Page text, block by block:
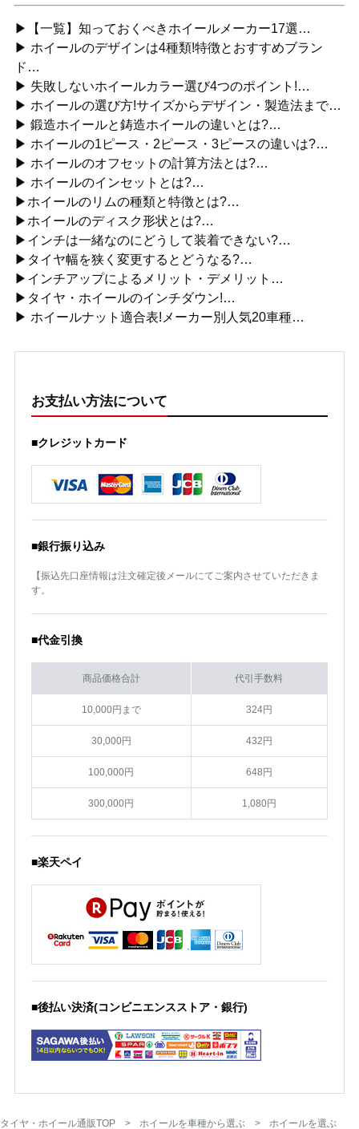
▶【一覧】知っておくべきホイールメーカー17選…
▶ ホイールのデザインは4種類!特徴とおすすめブラン
ド…
▶ 失敗しないホイールカラー選び4つのポイント!…
▶ ホイールの選び方!サイズからデザイン・製造法まで…
▶ 鍛造ホイールと鋳造ホイールの違いとは?…
▶ ホイールの1ピース・2ピース・3ピースの違いは?…
▶ ホイールのオフセットの計算方法とは?…
▶ ホイールのインセットとは?…
▶ホイールのリムの種類と特徴とは?…
▶ホイールのディスク形状とは?…
▶インチは一緒なのにどうして装着できない?…
▶タイヤ幅を狭く変更するとどうなる?…
▶インチアップによるメリット・デメリット…
▶タイヤ・ホイールのインチダウン!…
▶ ホイールナット適合表!メーカー別人気20車種…
お支払い方法について
■クレジットカード
■銀行振り込み
【振込先口座情報は注文確定後メールにてご案内させていただきま
す。
■代金引換
商品価格合計 代引手数料
10,000円まで 324円
30,000円 432円
100,000円 648円
300,000円 1,080円
■楽天ペイ
■後払い決済(コンビニエンスストア・銀行)
タイヤ・ホイール通販TOP ホイールを車種から選ぶ
ホイールを選ぶ